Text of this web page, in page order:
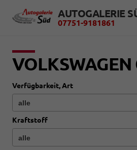
AUTOGALERIE
07751-9181861
VOLKSWAGEN
Verfügbarkeit, Art
Kraftstoff